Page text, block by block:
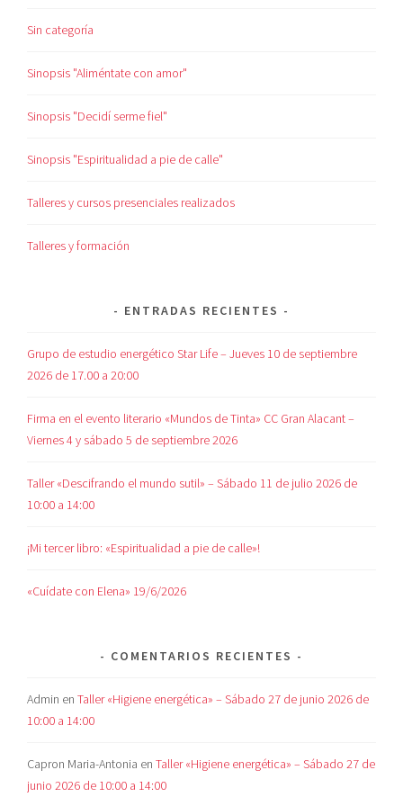
Sin categoría
Sinopsis "Aliméntate con amor"
Sinopsis "Decidí serme fiel"
Sinopsis "Espiritualidad a pie de calle"
Talleres y cursos presenciales realizados
Talleres y formación
ENTRADAS RECIENTES
Grupo de estudio energético Star Life – Jueves 10 de septiembre
2026 de 17.00 a 20:00
Firma en el evento literario «Mundos de Tinta» CC Gran Alacant –
Viernes 4 y sábado 5 de septiembre 2026
Taller «Descifrando el mundo sutil» – Sábado 11 de julio 2026 de
10:00 a 14:00
¡Mi tercer libro: «Espiritualidad a pie de calle»!
«Cuídate con Elena» 19/6/2026
COMENTARIOS RECIENTES
Admin enTaller «Higiene energética» – Sábado 27 de junio 2026 de
10:00 a 14:00
Capron Maria-Antonia enTaller «Higiene energética» – Sábado 27 de
junio 2026 de 10:00 a 14:00